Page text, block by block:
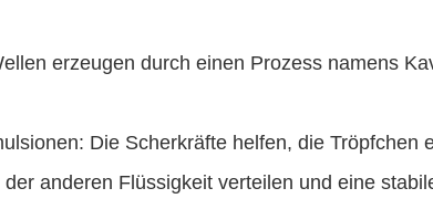
erzeugen durch einen Prozess namens
Die Scherkräfte helfen, die Tröpfchen
anderen Flüssigkeit verteilen und eine